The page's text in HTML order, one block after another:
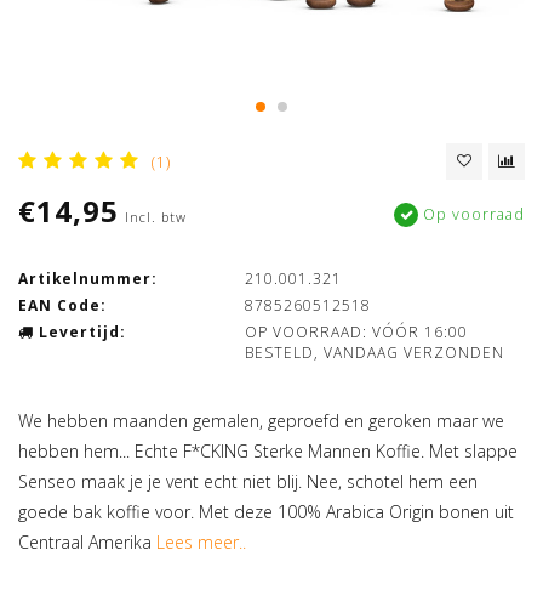
(1)
€14,95 Incl. btw Op voorraad
Artikelnummer:
210.001.321
EAN Code:
8785260512518
Levertijd:
OP VOORRAAD: VÓÓR 16:00
BESTELD, VANDAAG VERZONDEN
We hebben maanden gemalen, geproefd en geroken maar we
hebben hem... Echte F*CKING Sterke Mannen Koffie. Met slappe
Senseo maak je je vent echt niet blij. Nee, schotel hem een
goede bak koffie voor. Met deze 100% Arabica Origin bonen uit
Centraal Amerika Lees meer..